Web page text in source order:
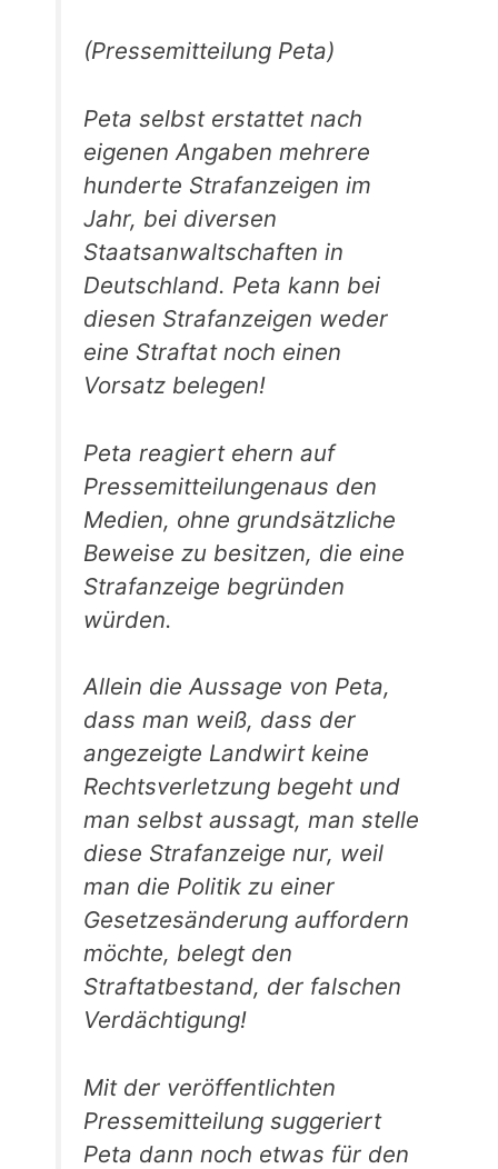
(Pressemitteilung Peta)
Peta selbst erstattet nach
eigenen Angaben mehrere
hunderte Strafanzeigen im
Jahr, bei diversen
Staatsanwaltschaften in
Deutschland. Peta kann bei
diesen Strafanzeigen weder
eine Straftat noch einen
Vorsatz belegen!
Peta reagiert ehern auf
Pressemitteilungenaus den
Medien, ohne grundsätzliche
Beweise zu besitzen, die eine
Strafanzeige begründen
würden.
Allein die Aussage von Peta,
dass man weiß, dass der
angezeigte Landwirt keine
Rechtsverletzung begeht und
man selbst aussagt, man stelle
diese Strafanzeige nur, weil
man die Politik zu einer
Gesetzesänderung auffordern
möchte, belegt den
Straftatbestand, der falschen
Verdächtigung!
Mit der veröffentlichten
Pressemitteilung suggeriert
Peta dann noch etwas für den